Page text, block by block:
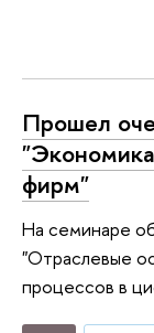
Прошел
фирм"
На семинаре
"Отраслевые
процессов в